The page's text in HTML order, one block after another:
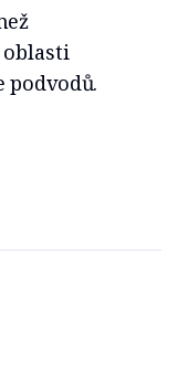
oblasti
podvodů.